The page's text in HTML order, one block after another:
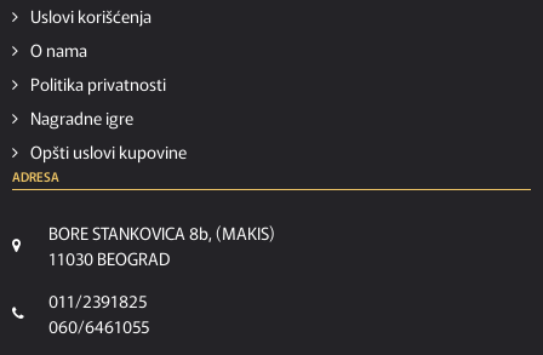
Uslovi korišćenja
O nama
Politika privatnosti
Nagradne igre
Opšti uslovi kupovine
ADRESA
BORE STANKOVICA 8b, (MAKIS)
11030 BEOGRAD
011/2391825
060/6461055